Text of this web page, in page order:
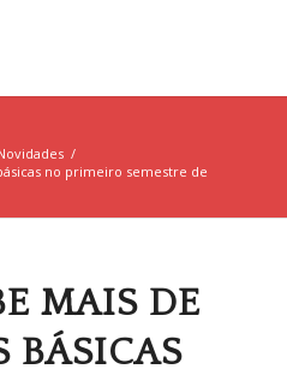
/
no primeiro semestre de
MAIS DE
BÁSICAS